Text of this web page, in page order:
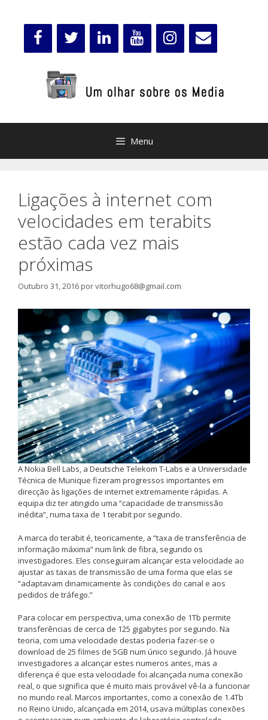
Menu
Ligações à internet com
velocidades em terabits
estão cada vez mais
próximas
Outubro 31, 2016porvitorhugo68@gmail.com
A Nokia Bell Labs, a Deutsche Telekom T-Labs e a Universidade
Técnica de Munique fizeram progressos importantes em
direcção às ligações de internet extremamente rápidas. A
equipa diz ter atingido uma “capacidade de transmissão
inédita”, numa taxa de 1 terabit por segundo.
A marca do terabit é, teoricamente, a “taxa de transferência de
informação máxima” num link de fibra, segundo os
investigadores. Eles conseguiram alcançar esta velocidade ao
ajustar as taxas de transmissão de uma forma que elas se
“adaptavam dinamicamente às condições do canal e aos
pedidos de tráfego.”
Para colocar em perspectiva, uma conexão de 1Tb permite
transferências de cerca de 125 gigabytes por segundo. Na
teoria, com uma velocidade destas poderia fazer-se o
download de 25 filmes de 5GB num único segundo. Já houve
investigadores a alcançar estes numeros antes, mas a
diferença é que esta velocidade foi alcançada numa conexão
real, o que significa que é muito mais provável vê-la a funcionar
no mundo real. Marcos importantes, como a conexão de 1.4Tb
no Reino Unido, alcançada em 2014, usava múltiplas conexões